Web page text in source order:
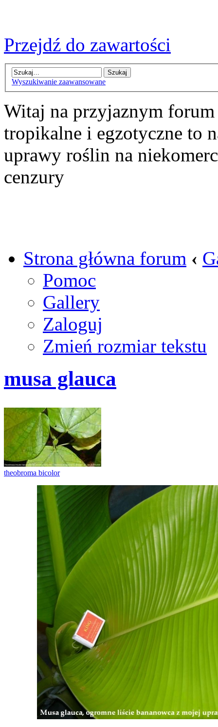
Przejdź do zawartości
Wyszukiwanie zaawansowane
Witaj na przyjaznym
tropikalne i egzotyczne to
uprawy roślin na
cenzury
Strona główna forum ‹
Pomoc
Gallery
Zaloguj
Zmień rozmiar tekstu
musa glauca
theobroma bicolor